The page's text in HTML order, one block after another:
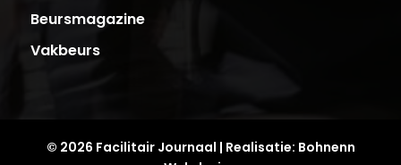
Beursmagazine
Vakbeurs
© 2026 Facilitair Journaal | Realisatie: Bohnenn